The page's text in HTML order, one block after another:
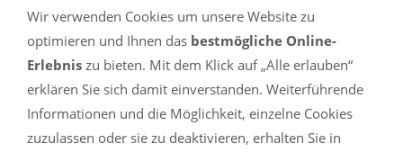
Wir verwenden Cookies um unsere Website zu
optimieren und Ihnen das bestmögliche Online-
Erlebnis zu bieten. Mit dem Klick auf „Alle erlauben“
erklären Sie sich damit einverstanden. Weiterführende
Informationen und die Möglichkeit, einzelne Cookies
zuzulassen oder sie zu deaktivieren, erhalten Sie in